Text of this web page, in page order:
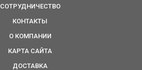
СОТРУДНИЧЕСТВО
КОНТАКТЫ
О КОМПАНИИ
КАРТА САЙТА
ДОСТАВКА